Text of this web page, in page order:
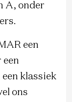
A, onder
een
een
klassiek
ons